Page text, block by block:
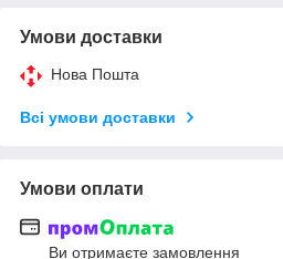
Умови доставки
Нова Пошта
Всі умови доставки
Умови оплати
Ви отримаєте замовлення